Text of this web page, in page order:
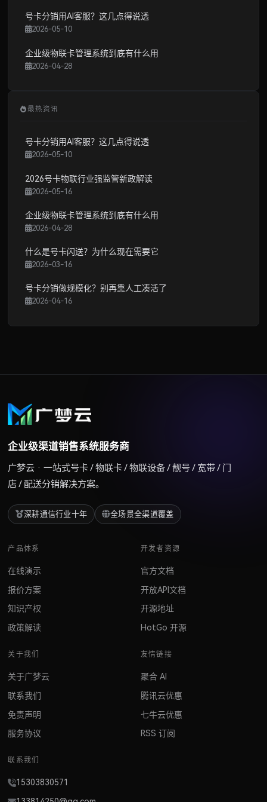
号卡分销用AI客服？这几点得说透
2026-05-10
企业级物联卡管理系统到底有什么用
2026-04-28
最热资讯
号卡分销用AI客服？这几点得说透
2026-05-10
2026号卡物联行业强监管新政解读
2026-05-16
企业级物联卡管理系统到底有什么用
2026-04-28
什么是号卡闪送？为什么现在需要它
2026-03-16
号卡分销做规模化？别再靠人工凑活了
2026-04-16
企业级渠道销售系统服务商
广梦云 · 一站式号卡 / 物联卡 / 物联设备 / 靓号 / 宽带 / 门
店 / 配送分销解决方案。
深耕通信行业十年 全场景全渠道覆盖
产品体系
在线演示
报价方案
知识产权
政策解读
开发者资源
官方文档
开放API文档
开源地址
HotGo 开源
关于我们
关于广梦云
联系我们
免责声明
服务协议
友情链接
聚合 AI
腾讯云优惠
七牛云优惠
RSS 订阅
联系我们
15303830571